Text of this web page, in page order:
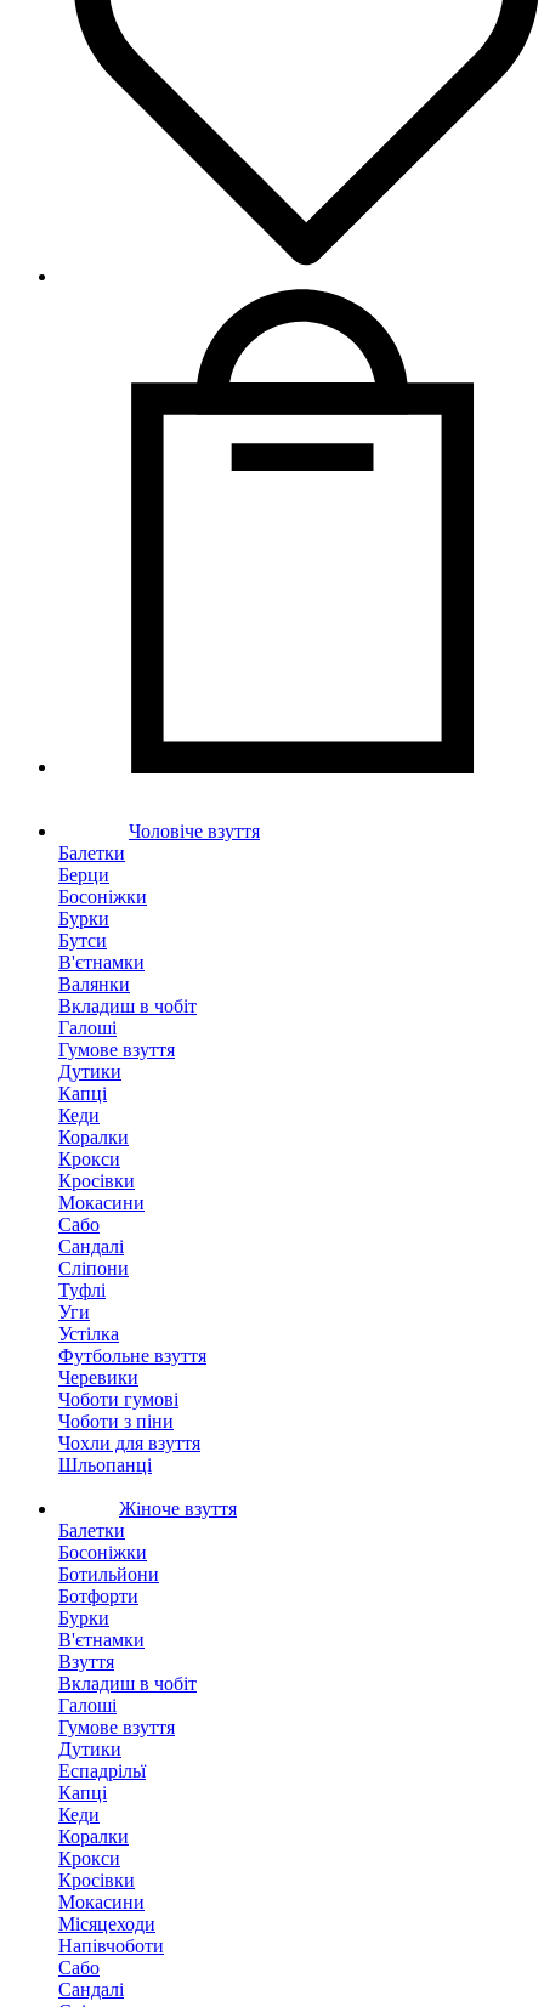
Чоловіче взуття
Балетки
Берци
Босоніжки
Бурки
Бутси
В'єтнамки
Валянки
Вкладиш в чобіт
Галоші
Гумове взуття
Дутики
Капці
Кеди
Коралки
Крокси
Кросівки
Мокасини
Сабо
Сандалі
Сліпони
Туфлі
Уги
Устілка
Футбольне взуття
Черевики
Чоботи гумові
Чоботи з піни
Чохли для взуття
Шльопанці
Жіноче взуття
Балетки
Босоніжки
Ботильйони
Ботфорти
Бурки
В'єтнамки
Взуття
Вкладиш в чобіт
Галоші
Гумове взуття
Дутики
Еспадрільї
Капці
Кеди
Коралки
Крокси
Кросівки
Мокасини
Місяцеходи
Напівчоботи
Сабо
Сандалі